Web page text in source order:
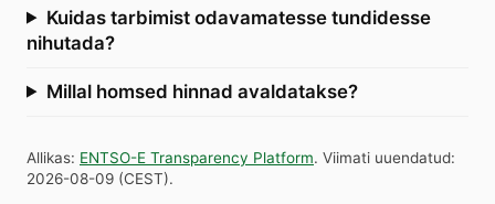
Kuidas tarbimist odavamatesse tundidesse
nihutada?
Millal homsed hinnad avaldatakse?
Allikas: ENTSO-E Transparency Platform. Viimati uuendatud:
2026-08-09 (CEST).